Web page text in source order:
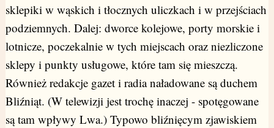
sklepiki w wąskich i tłocznych uliczkach i w przejściach
podziemnych. Dalej: dworce kolejowe, porty morskie i
lotnicze, poczekalnie w tych miejscach oraz niezliczone
sklepy i punkty usługowe, które tam się mieszczą.
Również redakcje gazet i radia naładowane są duchem
Bliźniąt. (W telewizji jest trochę inaczej - spotęgowane
są tam wpływy Lwa.) Typowo bliźnięcym zjawiskiem